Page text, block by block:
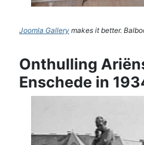
Joomla Gallery makes it better.
Onthulling
Enschede in